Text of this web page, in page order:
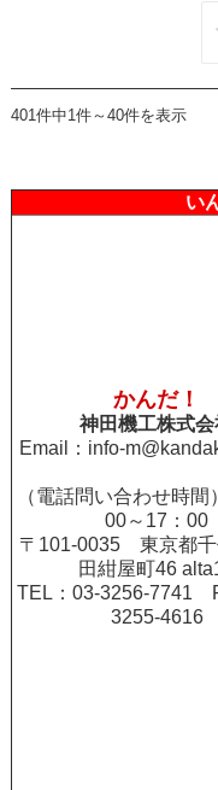
401件中1件～40件を表示
い
かんだ！
神田機工株式会
Email： info-
（電話問い合わせ時
00～17：00
〒101-0035 東京都千
田紺屋町46
TEL：03-3256-7741
3255-4616